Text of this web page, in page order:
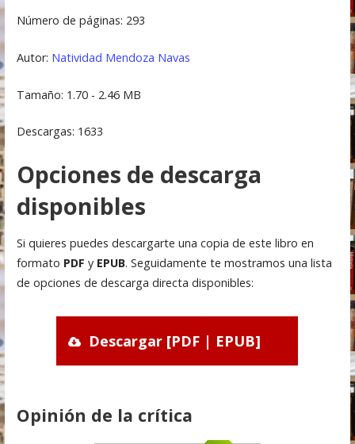
Número de páginas: 293
Autor: Natividad Mendoza Navas
Tamaño: 1.70 - 2.46 MB
Descargas: 1633
Opciones de descarga
disponibles
Si quieres puedes descargarte una copia de este libro en
formato PDF y EPUB. Seguidamente te mostramos una lista
de opciones de descarga directa disponibles:
Descargar [PDF | EPUB]
Opinión de la crítica